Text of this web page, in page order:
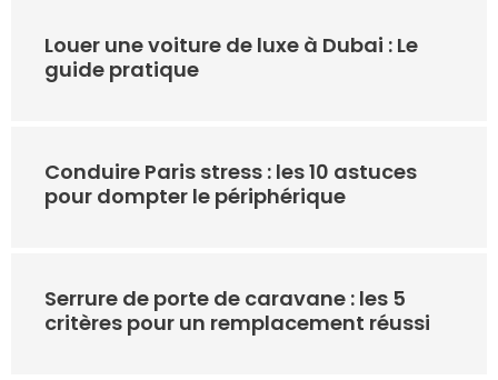
Louer une voiture de luxe à Dubai : Le
guide pratique
Conduire Paris stress : les 10 astuces
pour dompter le périphérique
Serrure de porte de caravane : les 5
critères pour un remplacement réussi